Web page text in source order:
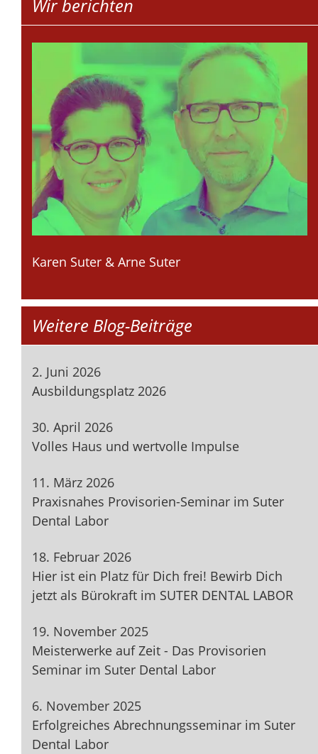
Wir berichten
Karen Suter & Arne Suter
Weitere Blog-Beiträge
2. Juni 2026
Ausbildungsplatz 2026
30. April 2026
Volles Haus und wertvolle Impulse
11. März 2026
Praxisnahes Provisorien-Seminar im Suter
Dental Labor
18. Februar 2026
Hier ist ein Platz für Dich frei! Bewirb Dich
jetzt als Bürokraft im SUTER DENTAL LABOR
19. November 2025
Meisterwerke auf Zeit - Das Provisorien
Seminar im Suter Dental Labor
6. November 2025
Erfolgreiches Abrechnungsseminar im Suter
Dental Labor